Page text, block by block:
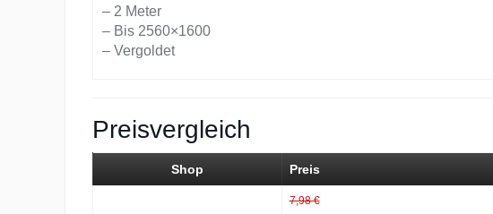
– 2 Meter
– Bis 2560×1600
– Vergoldet
Preisvergleich
Shop Preis
7,98 €